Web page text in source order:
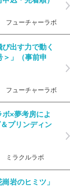
フューチャーラボ
出す力で動く
＞」（事前申
フューチャーラボ
×夢考房によ
プリンディン
ミラクルラボ
岩のヒミツ」